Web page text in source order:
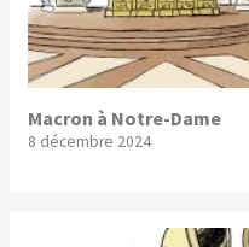
Macron à Notre-Dame
8 décembre 2024